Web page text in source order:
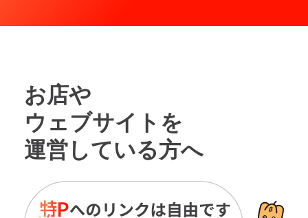
お店や
ウェブサイトを
運営している方へ